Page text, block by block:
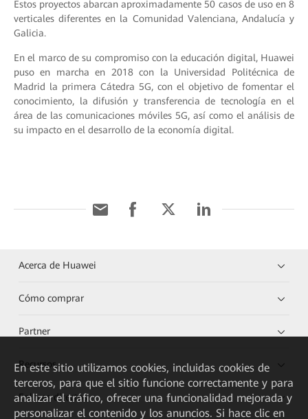
Estos proyectos abarcan aproximadamente 50 casos de uso en 8
verticales diferentes en la Comunidad Valenciana, Andalucía y
Galicia.
En el marco de su compromiso con la educación digital, Huawei
puso en marcha en 2018 con la Universidad Politécnica de
Madrid la primera Cátedra 5G, con el objetivo de fomentar el
conocimiento, la difusión y transferencia de tecnología en el
área de las comunicaciones móviles 5G, así como el análisis de
su impacto en el desarrollo de la economía digital.
Acerca de Huawei
Cómo comprar
Partner
Recursos
Enlaces directos
En este sitio utilizamos cookies, incluidas cookies de
terceros, para que el sitio funcione correctamente y para
analizar el tráfico, ofrecer una funcionalidad mejorada y
personalizar el contenido y los anuncios. Si hace clic en